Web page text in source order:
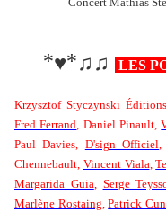
*♥*♫♫ LES
Krzysztof Styczynski
Fred Ferrand, Daniel Pinault,
Paul Davies, D'sign Officiel,
Chennebault, Vincent Viala,
Margarida Guia, Serge
Marlène Rostaing,Patrick